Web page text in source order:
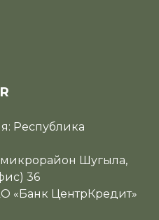
Республика
Шугыла,
36
«Банк ЦентрКредит»